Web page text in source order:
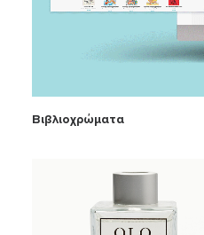
Βιβλιοχρώματα